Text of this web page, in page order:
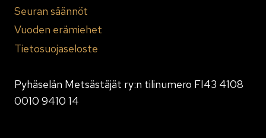
Seuran säännöt
Vuoden erämiehet
Tietosuojaseloste
Pyhäselän Metsästäjät ry:n tilinumero FI43 4108
0010 9410 14